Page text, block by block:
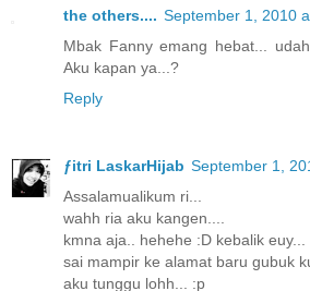
the others.... September 1, 2010
Mbak Fanny emang hebat...
Aku kapan ya...?
Reply
ƒitri LaskarHijab September 1,
Assalamualikum ri...
wahh ria aku kangen....
kmna aja.. hehehe :D kebalik euy...
sai mampir ke alamat baru gubuk
aku tunggu lohh... :p